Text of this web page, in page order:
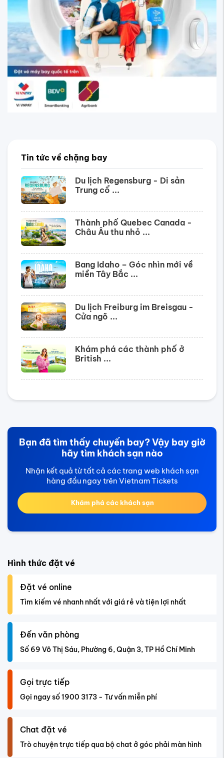
Tin tức về chặng bay
Du lịch Regensburg - Di sản
Trung cổ ...
Thành phố Quebec Canada -
Châu Âu thu nhỏ ...
Bang Idaho – Góc nhìn mới về
miền Tây Bắc ...
Du lịch Freiburg im Breisgau -
Cửa ngõ ...
Khám phá các thành phố ở
British ...
Bạn đã tìm thấy chuyến bay? Vậy bay giờ
hãy tìm khách sạn nào
Nhận kết quả từ tất cả các trang web khách sạn
hàng đầu ngay trên Vietnam Tickets
Khám phá các khách sạn
Hình thức đặt vé
Đặt vé online
Tìm kiếm vé nhanh nhất với giá rẻ và tiện lợi nhất
Đến văn phòng
Số 69 Võ Thị Sáu, Phường 6, Quận 3, TP Hồ Chí Minh
Gọi trực tiếp
Gọi ngay số 1900 3173 - Tư vấn miễn phí
Chat đặt vé
Trò chuyện trực tiếp qua bộ chat ở góc phải màn hình